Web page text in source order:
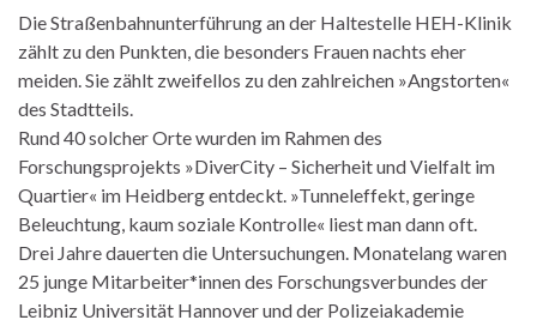
Die Straßenbahnunterführung an der Haltestelle HEH-Klinik
zählt zu den Punkten, die besonders Frauen nachts eher
meiden. Sie zählt zweifellos zu den zahlreichen »Angstorten«
des Stadtteils.
Rund 40 solcher Orte wurden im Rahmen des
Forschungsprojekts »DiverCity – Sicherheit und Vielfalt im
Quartier« im Heidberg entdeckt. »Tunneleffekt, geringe
Beleuchtung, kaum soziale Kontrolle« liest man dann oft.
Drei Jahre dauerten die Untersuchungen. Monatelang waren
25 junge Mitarbeiter*innen des Forschungsverbundes der
Leibniz Universität Hannover und der Polizeiakademie